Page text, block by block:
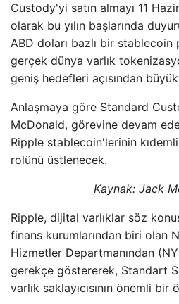
Custody'yi satın almayı 11
olarak bu yılın başlarında
ABD doları bazlı bir
gerçek dünya varlık
geniş hedefleri açısından
Anlaşmaya göre Standard
McDonald, görevine devam
Ripple stablecoin'lerinin kıdemli
rolünü üstlenecek.
Kaynak: Jack
Ripple, dijital varlıklar söz
finans kurumlarından biri olan
Hizmetler Departmanından
gerekçe göstererek, Standart
varlık saklayıcısının önemli